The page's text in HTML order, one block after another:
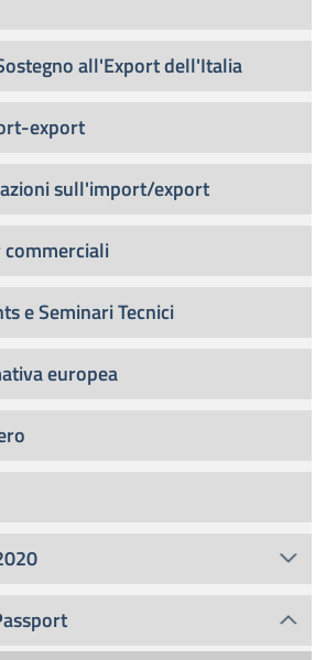
all'Export dell'Italia
export
sull'import/export
commerciali
e Seminari Tecnici
europea